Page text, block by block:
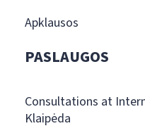
Apklausos
PASLAUGOS
Consultations at
Klaipėda